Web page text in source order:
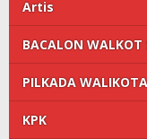
Artis
BACALON WALKOT
PILKADA
KPK